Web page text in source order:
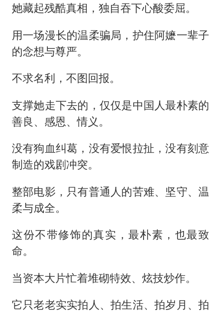
她藏起残酷真相，独自吞下心酸委屈。
用一场漫长的温柔骗局，护住阿嬷一辈子
的念想与尊严。
不求名利，不图回报。
支撑她走下去的，仅仅是中国人最朴素的
善良、感恩、情义。
没有狗血纠葛，没有爱恨拉扯，没有刻意
制造的戏剧冲突。
整部电影，只有普通人的苦难、坚守、温
柔与成全。
这份不带修饰的真实，最朴素，也最致
命。
当资本大片忙着堆砌特效、炫技炒作。
它只老老实实拍人、拍生活、拍岁月、拍